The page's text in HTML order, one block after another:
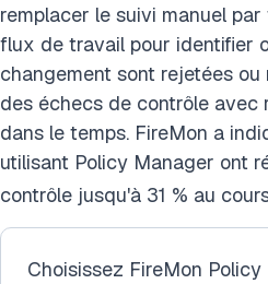
remplacer le suivi manuel
flux de travail pour identifier
changement sont rejetées ou
des échecs de contrôle
dans le temps. FireMon a
utilisant Policy Manager ont
contrôle jusqu'à 31 % au
Choisissez FireMon